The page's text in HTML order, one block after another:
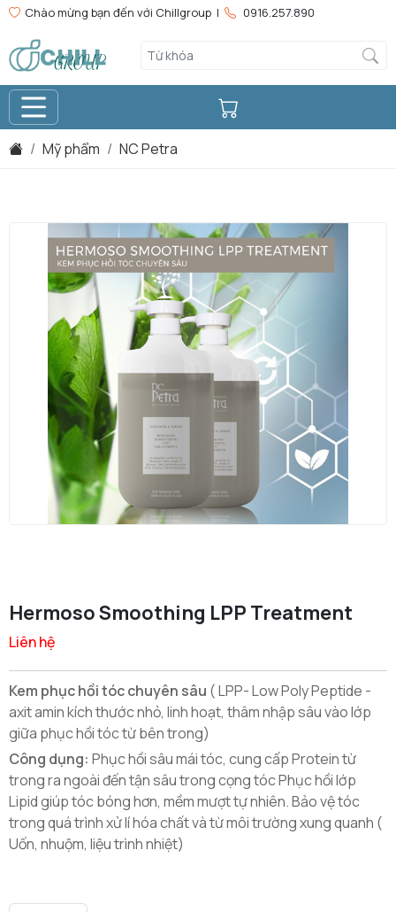
Chào mừng bạn đến với Chillgroup | 0916.257.890
Mỹ phẩm NC Petra
Hermoso Smoothing LPP Treatment
Liên hệ
Kem phục hồi tóc chuyên sâu ( LPP- Low Poly Peptide -
axit amin kích thước nhỏ, linh hoạt, thâm nhập sâu vào lớp
giữa phục hồi tóc từ bên trong)
Công dụng: Phục hồi sâu mái tóc, cung cấp Protein từ
trong ra ngoài đến tận sâu trong cọng tóc Phục hồi lớp
Lipid giúp tóc bóng hơn, mềm mượt tự nhiên. Bảo vệ tóc
trong quá trình xử lí hóa chất và từ môi trường xung quanh (
Uốn, nhuộm, liệu trình nhiệt)